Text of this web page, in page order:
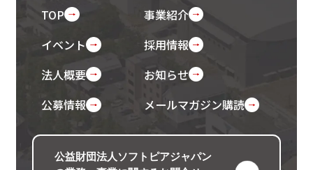
TOP
事業紹介
イベント
採用情報
法人概要
お知らせ
公募情報
メールマガジン購読
公益財団法人ソフトピアジャパン